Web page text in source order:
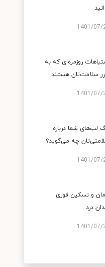
1401/07/
روزمره‌ای که به
سلامت‌تان هستند
1401/07/
لب‌های شما درباره
چه می‌گوید؟
1401/07/
و تسکین فوری
درد
1401/07/